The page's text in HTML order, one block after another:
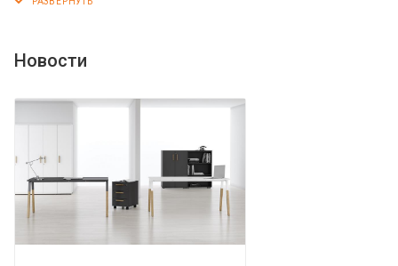
Стол оснащен солидной столешницей из ЛДСП 18 мм с
столешницы – 38 мм). Прочная широкая опора в виде
эксцентриковыми стяжками. Регулируемая по высоте
опора обеспечит столу устойчивость на неровном полу.
Новости